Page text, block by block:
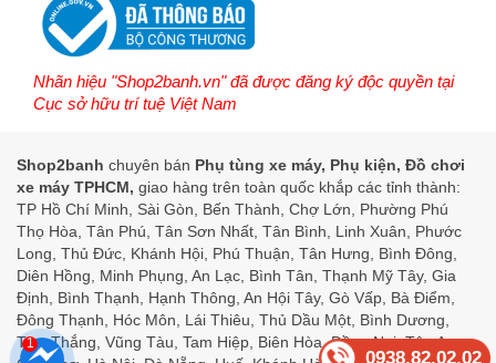
Nhãn hiệu "Shop2banh.vn" đã được đăng ký độc quyền tại
Cục sở hữu trí tuệ Việt Nam
Shop2banh chuyên bán Phụ tùng xe máy, Phụ kiện, Đồ chơi
xe máy TPHCM, giao hàng trên toàn quốc khắp các tỉnh thành:
TP Hồ Chí Minh, Sài Gòn, Bến Thành, Chợ Lớn, Phường Phú
Thọ Hòa, Tân Phú, Tân Sơn Nhất, Tân Bình, Linh Xuân, Phước
Long, Thủ Đức, Khánh Hội, Phú Thuận, Tân Hưng, Bình Đông,
Diên Hồng, Minh Phụng, An Lạc, Bình Tân, Thạnh Mỹ Tây, Gia
Định, Bình Thạnh, Hạnh Thông, An Hội Tây, Gò Vấp, Bà Điểm,
Đông Thạnh, Hóc Môn, Lái Thiêu, Thủ Dầu Một, Bình Dương,
Tam Thắng, Vũng Tàu, Tam Hiệp, Biên Hòa, Đồng Nai, Tân An,
0938.82.02.02
1